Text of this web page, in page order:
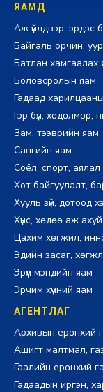
ЯАМД
Аж үйлдвэр, эрдэс
Байгаль орчин,
Батлан хамгаалах
Боловсролын яам
Гадаад
Гэр бүл, хөдөлмөр,
Зам, тээврийн яам
Сангийн яам
Соёл, спорт,
Хот байгуулалт,
Хууль зүй, дотоод
Хүнс, хөдөө аж
Цахим хөгжил,
Эдийн засаг,
Эрүүл мэндийн яам
Эрчим хүчний яам
АГЕНТЛАГ
Архивын ерөнхий
Ашигт малтмал,
Гаалийн ерөнхий
Гадаадын иргэн,